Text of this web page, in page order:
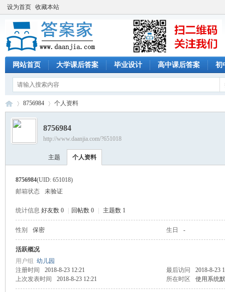
设为首页 收藏本站
网站首页 大学课后答案 毕业设计 高中课后答案 初
›
8756984 个人资料
8756984
http://www.daanjia.com/?651018
主题 个人资料
8756984(UID: 651018)
邮箱状态
未验证
统计信息 好友数 0 回帖数 0 主题数 1
性别 保密 生日 -
活跃概况
用户组 幼儿园
注册时间
2018-8-23 12:21 最后访问
2018-8-23
上次发表时间
2018-8-23 12:21 所在时区 使用系统